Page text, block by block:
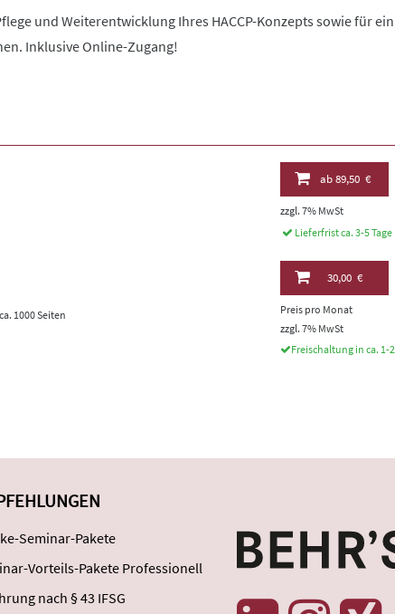
und Weiterentwicklung Ihres HACCP-Konzepts sowie für
Inklusive Online-Zugang!
ab89,50 €
zzgl. 7% MwSt
Lieferfrist ca. 3-5 Tage
1000 Seiten
30,00 €
Preis pro Monat
zzgl. 7% MwSt
Freischaltung in ca. 1-
Seminar-Pakete
Vorteils-Pakete Professionell
nach § 43 IFSG